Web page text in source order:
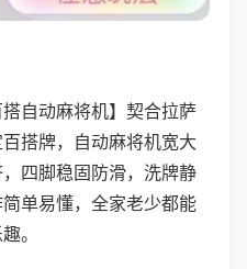
搭自动麻将机】契合拉萨
搭牌，自动麻将机宽大
四脚稳固防滑，洗牌静
单易懂，全家老少都能
。